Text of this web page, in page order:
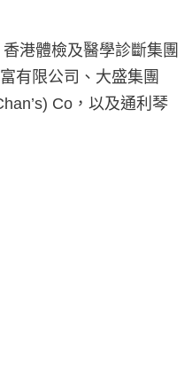
港體檢及醫學診斷集團
有限公司、大盛集團
Co，以及通利琴